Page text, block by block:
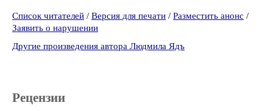
Список читателей / Версия для печати / Разместить анонс /
Заявить о нарушении
Другие произведения автора Людмила Ядъ
Рецензии